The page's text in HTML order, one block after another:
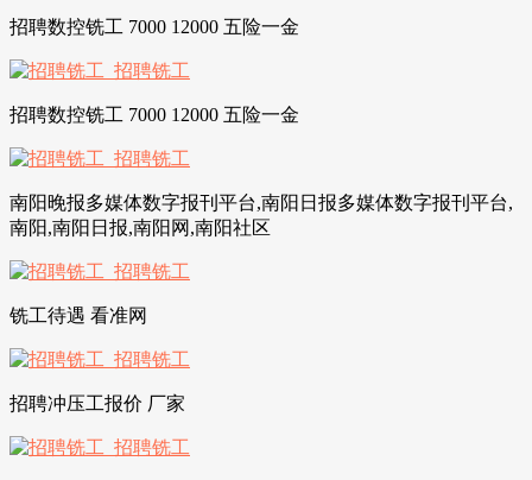
招聘数控铣工 7000 12000 五险一金
招聘数控铣工 7000 12000 五险一金
南阳晚报多媒体数字报刊平台,南阳日报多媒体数字报刊平台,
南阳,南阳日报,南阳网,南阳社区
铣工待遇 看准网
招聘冲压工报价 厂家